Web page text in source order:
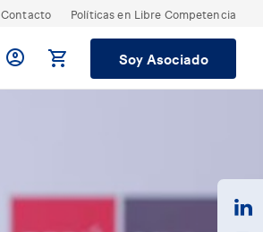
Contacto Políticas en Libre Competencia
Soy Asociado